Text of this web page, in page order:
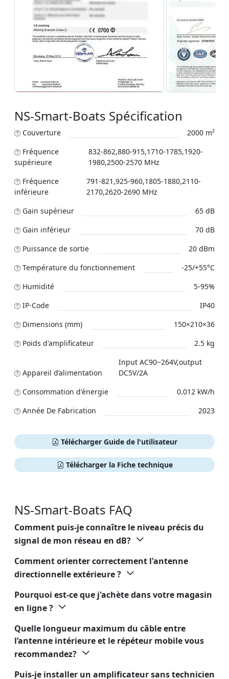
NS-Smart-Boats Spécification
Couverture
2000 m²
Fréquence
supérieure
832-862,880-915,1710-1785,1920-
1980,2500-2570 MHz
Fréquence
inférieure
791-821,925-960,1805-1880,2110-
2170,2620-2690 MHz
Gain supérieur
65 dB
Gain inférieur
70 dB
Puissance de sortie
20 dBm
Température du fonctionnement
-25/+55°C
Humidité
5-95%
IP-Code
IP40
Dimensions (mm)
150×210×36
Poids d'amplificateur
2.5 kg
Appareil d’alimentation
Input AC90~264V,output
DC5V/2A
Сonsommation d'énergie
0.012 kW/h
Année De Fabrication
2023
Télécharger Guide de l'utilisateur
Télécharger la Fiche technique
NS-Smart-Boats FAQ
Comment puis-je connaître le niveau précis du
signal de mon réseau en dB?
Comment orienter correctement l'antenne
directionnelle extérieure ?
Pourquoi est-ce que j'achète dans votre magasin
en ligne ?
Quelle longueur maximum du câble entre
l’antenne intérieure et le répéteur mobile vous
recommandez?
Puis-je installer un amplificateur sans technicien